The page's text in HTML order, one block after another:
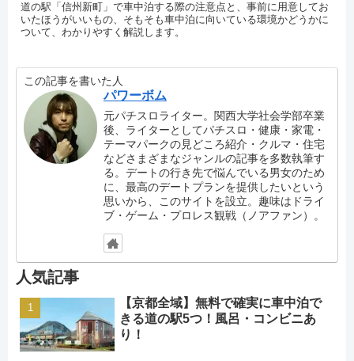
道の駅「信州新町」で車中泊する際の注意点と、事前に用意してお
いたほうがいいもの、そもそも車中泊に向いている環境かどうかに
ついて、わかりやすく解説します。
この記事を書いた人
パワーボム
元パチスロライター。関西大学社会学部卒業
後、ライターとしてパチスロ・健康・家電・
テーマパークの見どころ紹介・クルマ・住宅
などさまざまなジャンルの記事を多数執筆す
る。デートの行き先で悩んでいる男女のため
に、最高のデートプランを提供したいという
思いから、このサイトを設立。趣味はドライ
ブ・ゲーム・プロレス観戦（ノアファン）。
人気記事
【京都全域】無料で確実に車中泊で
きる道の駅5つ！風呂・コンビニあ
り！